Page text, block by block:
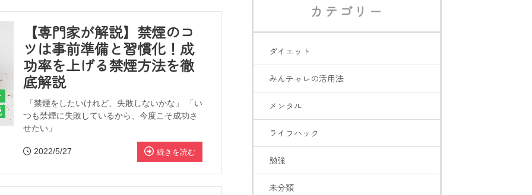
【専門家が解説】禁煙のコ
ツは事前準備と習慣化！成
功率を上げる禁煙方法を徹
底解説
「禁煙をしたいけれど、失敗しないかな」 「い
つも禁煙に失敗しているから、今度こそ成功さ
せたい」
2022/5/27 続きを読む
カテゴリー
ダイエット
みんチャレの活用法
メンタル
ライフハック
勉強
未分類